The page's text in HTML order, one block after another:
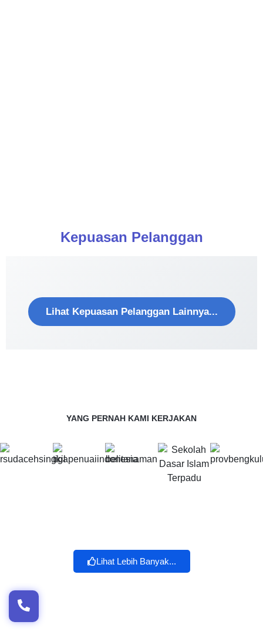
Kepuasan Pelanggan​
Lihat Kepuasan Pelanggan Lainnya...
YANG PERNAH KAMI KERJAKAN
Lihat Lebih Banyak...